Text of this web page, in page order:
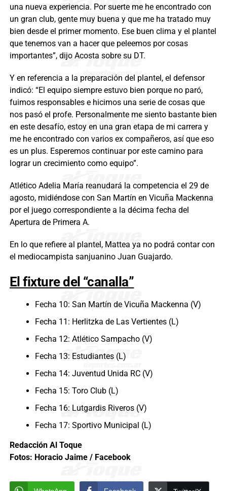
una nueva experiencia. Por suerte me he encontrado con
un gran club, gente muy buena y que me ha tratado muy
bien desde el primer momento. Ese buen clima y el plantel
que tenemos van a hacer que peleemos por cosas
importantes”, dijo Acosta sobre su DT.
Y en referencia a la preparación del plantel, el defensor
indicó: “El equipo siempre estuvo bien porque no paró,
fuimos responsables e hicimos una serie de cosas que
nos pasó el profe. Personalmente me siento bastante bien
en este desafío, estoy en una gran etapa de mi carrera y
me he encontrado con varios ex compañeros, así que eso
es un plus. Esperemos continuar por este camino para
lograr un crecimiento como equipo”.
Atlético Adelia María reanudará la competencia el 29 de
agosto, midiéndose con San Martín en Vicuña Mackenna
por el juego correspondiente a la décima fecha del
Apertura de Primera A.
En lo que refiere al plantel, Mattea ya no podrá contar con
el mediocampista sanjuanino Juan Guajardo.
El fixture del “canalla”
Fecha 10: San Martín de Vicuña Mackenna (V)
Fecha 11: Herlitzka de Las Vertientes (L)
Fecha 12: Atlético Sampacho (V)
Fecha 13: Estudiantes (L)
Fecha 14: Juventud Unida RC (V)
Fecha 15: Toro Club (L)
Fecha 16: Lutgardis Riveros (V)
Fecha 17: Sportivo Municipal (L)
Redacción Al Toque
Fotos: Horacio Jaime / Facebook